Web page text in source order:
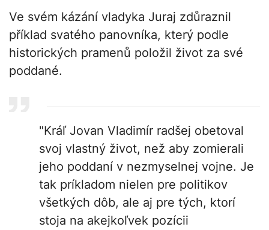
Ve svém kázání vladyka Juraj zdůraznil
příklad svatého panovníka, který podle
historických pramenů položil život za své
poddané.
"Kráľ Jovan Vladimír radšej obetoval
svoj vlastný život, než aby zomierali
jeho poddaní v nezmyselnej vojne. Je
tak príkladom nielen pre politikov
všetkých dôb, ale aj pre tých, ktorí
stoja na akejkoľvek pozícii